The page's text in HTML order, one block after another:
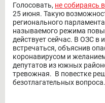
Голосовать, не собираясь
25 июня. Такую
регионального
называемого режима
действует сейчас. В ОЗС
встречаться, объяснив
коронавирусом и
депутатов из южных
тревожная. В повестке
безотлагательных вопроса.